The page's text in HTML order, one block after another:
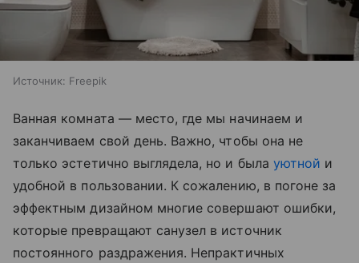
Источник: Freepik
Ванная комната — место, где мы начинаем и
заканчиваем свой день. Важно, чтобы она не
только эстетично выглядела, но и была уютной и
удобной в пользовании. К сожалению, в погоне за
эффектным дизайном многие совершают ошибки,
которые превращают санузел в источник
постоянного раздражения. Непрактичных